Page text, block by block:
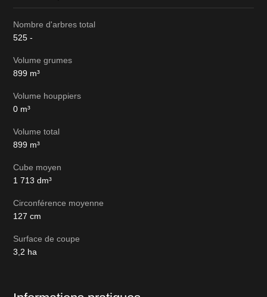
Nombre d'arbres total
525 -
Volume grumes
899 m³
Volume houppiers
0 m³
Volume total
899 m³
Cube moyen
1 713 dm³
Circonférence moyenne
127 cm
Surface de coupe
3,2 ha